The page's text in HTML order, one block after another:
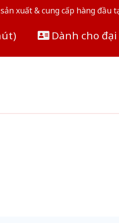
xuất & cung cấp hàng đầu
Dành cho đại